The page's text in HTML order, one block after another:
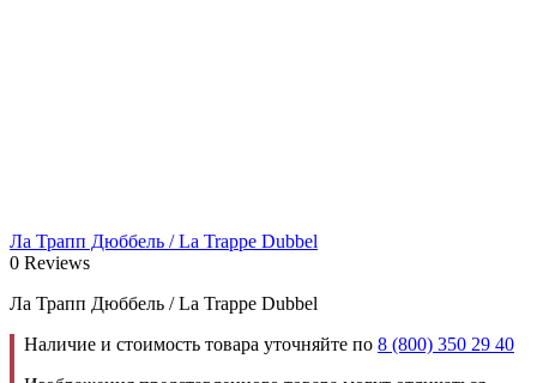
Ла Трапп Дюббель / La Trappe Dubbel
0 Reviews
Ла Трапп Дюббель / La Trappe Dubbel
Наличие и стоимость товара уточняйте по 8 (800) 350 29 40